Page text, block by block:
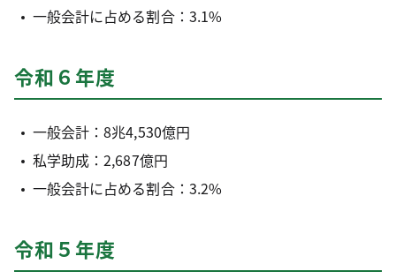
一般会計に占める割合：3.1%
令和６年度
一般会計：8兆4,530億円
私学助成：2,687億円
一般会計に占める割合：3.2%
令和５年度